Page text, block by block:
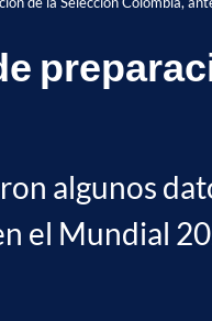
algunos
el Mundial